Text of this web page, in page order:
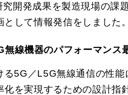
開発成果を製造現場の課
して情報発信をしました。
無線機器のパフォーマンス
5G／L5G無線通信の性
を実現するための設計